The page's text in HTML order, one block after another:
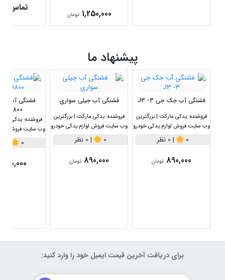
1,250,000 تومان
تماس
پیشنهاد ما
فشنگی آب جک جی 3- J3
فروشنده: یدکی مارکت | بزرگترین
وب سایت فروش لوازم یدکی خودرو
0
| 0 نظر
890,000 تومان
فشنگی آب جیلی سواری
فروشنده: یدکی مارکت | بزرگترین
وب سایت فروش لوازم یدکی خودرو
0
| 0 نظر
890,000 تومان
1800سی سی
فروشنده: یدکی
وب سایت فروش
0
890,000
برای دریافت آخرین قیمت ایمیل خود را وارد کنید: